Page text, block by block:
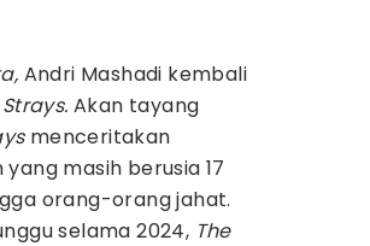
Andri Mashadi kembali
Akan tayang
menceritakan
masih berusia 17
orang-orang jahat.
selama 2024, The